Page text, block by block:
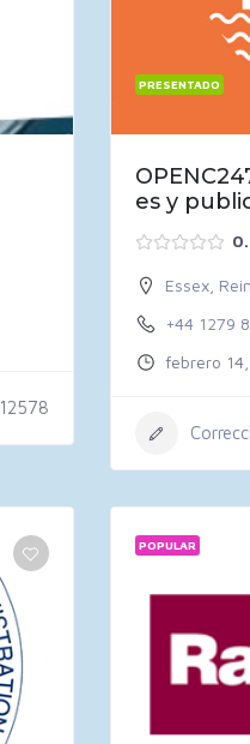
12578
PRESENTADO
es y
Essex,
+44 1279
febrero
POPULAR